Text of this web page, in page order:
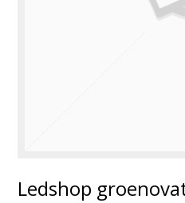
Ledshop